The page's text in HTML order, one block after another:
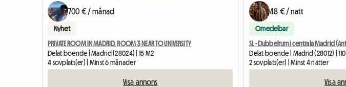
700 € / månad
Nyhet
PRIVATE ROOM IN MADRID. ROOM 3 NEAR TO UNIVERSITY
Delat boende | Madrid (28024) | 15 M2
4 sovplats(er) | Minst 6 månader
Visa annons
48 € / natt
Omedelbar
SL - Dubbelrum i centrala Madrid
Delat boende | Madrid (28012) |
2 sovplats(er) | Minst 4 nätter
Visa